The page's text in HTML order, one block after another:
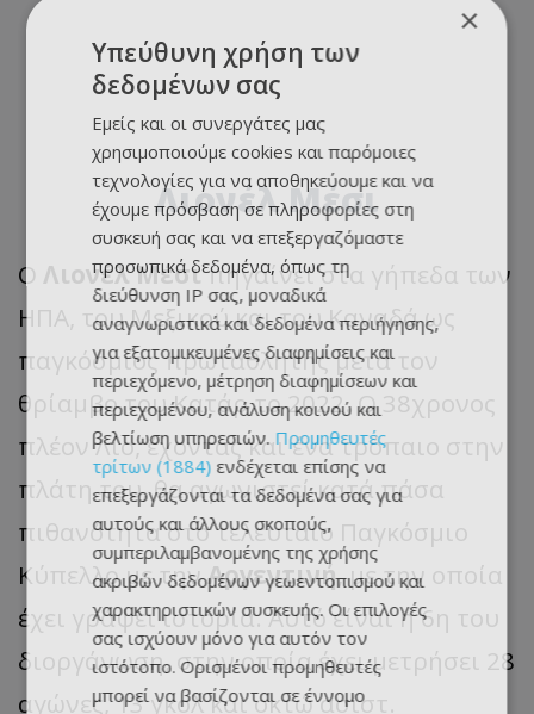
Λιονέλ Μέσι
Ο Λιονέλ Μέσιπηγαίνει στα γήπεδα των
ΗΠΑ, του Μεξικού και του Καναδά ως
παγκόσμιος πρωταθλητής μετά τον
θρίαμβο του Κατάρ το 2022. Ο 38χρονος
πλέον Λίο, έχοντας και ένα τρόπαιο στην
πλάτη του, θα αγωνιστεί κατά πάσα
πιθανότητα στο τελευταίο Παγκόσμιο
Κύπελλο με τηνΑργεντινή, με την οποία
έχει γράψει ιστορία. Αυτό είναι η 6η του
διοργάνωση, στην οποία έχει μετρήσει 28
αγώνες, 13 γκολ και οκτώ ασίστ.
×
Υπεύθυνη χρήση των
δεδομένων σας
Εμείς και οι συνεργάτες μας
χρησιμοποιούμε cookies και παρόμοιες
τεχνολογίες για να αποθηκεύουμε και να
έχουμε πρόσβαση σε πληροφορίες στη
συσκευή σας και να επεξεργαζόμαστε
προσωπικά δεδομένα, όπως τη
διεύθυνση IP σας, μοναδικά
αναγνωριστικά και δεδομένα περιήγησης,
για εξατομικευμένες διαφημίσεις και
περιεχόμενο, μέτρηση διαφημίσεων και
περιεχομένου, ανάλυση κοινού και
βελτίωση υπηρεσιών.Προμηθευτές
τρίτων (1884) ενδέχεται επίσης να
επεξεργάζονται τα δεδομένα σας για
αυτούς και άλλους σκοπούς,
συμπεριλαμβανομένης της χρήσης
ακριβών δεδομένων γεωεντοπισμού και
χαρακτηριστικών συσκευής. Οι επιλογές
σας ισχύουν μόνο για αυτόν τον
ιστότοπο. Ορισμένοι προμηθευτές
μπορεί να βασίζονται σε έννομο